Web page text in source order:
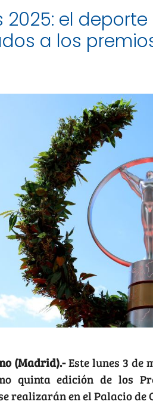
2025: el
a los
(Madrid).-Este lunes 3 de
quinta edición de los
realizarán en el Palacio de